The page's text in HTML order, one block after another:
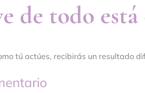
de todo
tú actúes, recibirás un resultado